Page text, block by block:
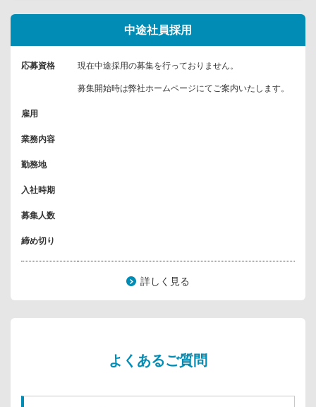
中途社員採用
応募資格 現在中途採用の募集を行っておりません。
募集開始時は弊社ホームページにてご案内いたします。
雇用
業務内容
勤務地
入社時期
募集人数
締め切り
詳しく見る
よくあるご質問